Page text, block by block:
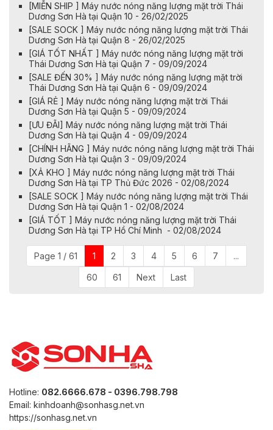
[MIỄN SHIP ] Máy nước nóng năng lượng mặt trời Thái
Dương Sơn Hà tại Quận 10 - 26/02/2025
[SALE SOCK ] Máy nước nóng năng lượng mặt trời Thái
Dương Sơn Hà tại Quận 8 - 26/02/2025
[GIÁ TỐT NHẤT ] Máy nước nóng năng lượng mặt trời
Thái Dương Sơn Hà tại Quận 7 - 09/09/2024
[SALE ĐẾN 30% ] Máy nước nóng năng lượng mặt trời
Thái Dương Sơn Hà tại Quận 6 - 09/09/2024
[GIÁ RẺ ] Máy nước nóng năng lượng mặt trời Thái
Dương Sơn Hà tại Quận 5 - 09/09/2024
[ƯU ĐÃI] Máy nước nóng năng lượng mặt trời Thái
Dương Sơn Hà tại Quận 4 - 09/09/2024
[CHÍNH HÃNG ] Máy nước nóng năng lượng mặt trời Thái
Dương Sơn Hà tại Quận 3 - 09/09/2024
[XẢ KHO ] Máy nước nóng năng lượng mặt trời Thái
Dương Sơn Hà tại TP Thủ Đức 2026 - 02/08/2024
[SALE SOCK ] Máy nước nóng năng lượng mặt trời Thái
Dương Sơn Hà tại Quận 1 - 02/08/2024
[GIÁ TỐT ] Máy nước nóng năng lượng mặt trời Thái
Dương Sơn Hà tại TP Hồ Chí Minh - 02/08/2024
Page 1 / 61 1 2 3 4 5 6 7 ...
60 61 Next Last
Hotline: 082.6666.678 - 0396.798.798
Email: kinhdoanh@sonhasg.net.vn
https://sonhasg.net.vn